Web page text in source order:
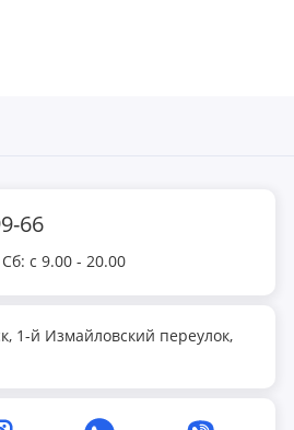
гантель является
пластика.
даже при максимальном
в руке и не создает
66
с 9.00 - 20.00
1-й Измайловский переулок,